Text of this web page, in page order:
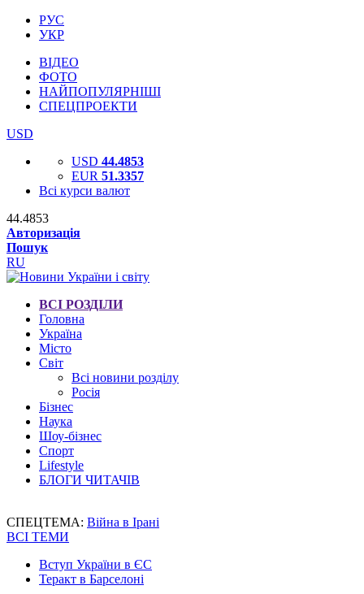
РУС
УКР
ВІДЕО
ФОТО
НАЙПОПУЛЯРНІШІ
СПЕЦПРОЕКТИ
USD
USD 44.4853
EUR 51.3357
Всі курси валют
44.4853
Авторизація
Пошук
RU
ВСІ РОЗДІЛИ
Головна
Україна
Місто
Світ
Всі новини розділу
Росія
Бізнес
Наука
Шоу-бізнес
Спорт
Lifestyle
БЛОГИ ЧИТАЧІВ
СПЕЦТЕМА: Війна в Ірані
ВСІ ТЕМИ
Вступ України в ЄС
Теракт в Барселоні